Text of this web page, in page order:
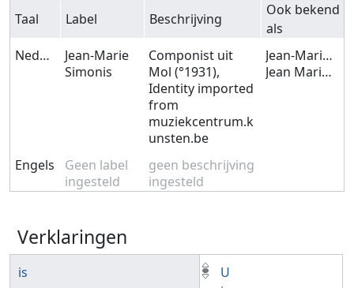
Taal Label Beschrijving
Ook bekend
als
Nederlands
Jean-Marie
Simonis
Componist uit
Mol (°1931),
Identity imported
from
muziekcentrum.k
unsten.be
Jean-Marie SIMONIS
Jean Marie SIMONIS
Engels
Geen label
ingesteld
geen beschrijving
ingesteld
Verklaringen
is
U